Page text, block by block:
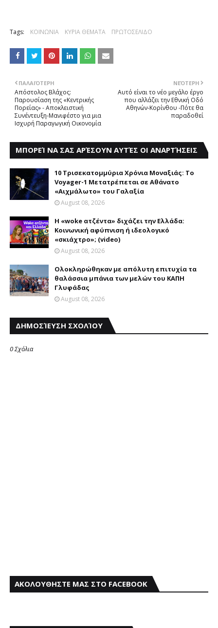
Tags: ΚΟΙΝΩΝΙΑ ΚΥΡΙΑ ΘΕΜΑΤΑ ΠΡΩΤΟΣΕΛΙΔΟ
ΝΕΌΤΕΡΗ
Αυτό είναι το νέο μεγάλο έργο
που αλλάζει την Eθνική Οδό
Aθηνών-Kορίνθου -Πότε θα
παραδοθεί
ΠΑΛΑΙΌΤΕΡΗ
Απόστολος Βλάχος:
Παρουσίαση της «Κεντρικής
Πορείας» - Αποκλειστική
Συνέντευξη-Μανιφέστο για μια
Ισχυρή Παραγωγική Οικονομία
ΜΠΟΡΕΊ ΝΑ ΣΑΣ ΑΡΈΣΟΥΝ ΑΥΤΈΣ ΟΙ ΑΝΑΡΤΉΣΕΙΣ
10 Τρισεκατομμύρια Χρόνια Μοναξιάς: Το
Voyager-1 Μετατρέπεται σε Αθάνατο
«Αιχμάλωτο» του Γαλαξία
August 08, 2026
Η «woke ατζέντα» διχάζει την Ελλάδα:
Κοινωνική αφύπνιση ή ιδεολογικό
«σκιάχτρο»; (video)
August 08, 2026
Ολοκληρώθηκαν με απόλυτη επιτυχία τα
θαλάσσια μπάνια των μελών του KAΠH
Γλυφάδας
August 08, 2026
ΔΗΜΟΣΊΕΥΣΗ ΣΧΟΛΊΟΥ
0 Σχόλια
ΑΚΟΛΟΥΘΗΣΤΕ ΜΑΣ ΣΤΟ FACEBOOK